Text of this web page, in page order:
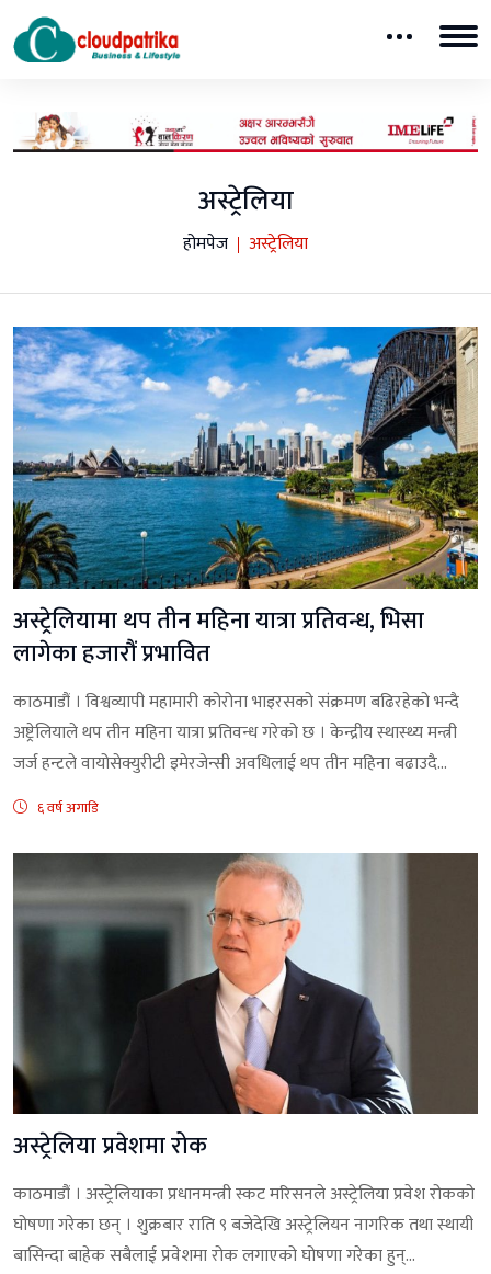
अस्ट्रेलिया
होमपेज अस्ट्रेलिया
अस्ट्रेलियामा थप तीन महिना यात्रा प्रतिवन्ध, भिसा
लागेका हजारौं प्रभावित
काठमाडौं । विश्वव्यापी महामारी कोरोना भाइरसको संक्रमण बढिरहेको भन्दै
अष्ट्रेलियाले थप तीन महिना यात्रा प्रतिवन्ध गरेको छ । केन्द्रीय स्थास्थ्य मन्त्री
जर्ज हन्टले वायोसेक्युरीटी इमेरजेन्सी अवधिलाई थप तीन महिना बढाउदै...
६ वर्ष अगाडि
अस्ट्रेलिया प्रवेशमा रोक
काठमाडौं । अस्ट्रेलियाका प्रधानमन्त्री स्कट मरिसनले अस्ट्रेलिया प्रवेश रोकको
घोषणा गरेका छन् । शुक्रबार राति ९ बजेदेखि अस्ट्रेलियन नागरिक तथा स्थायी
बासिन्दा बाहेक सबैलाई प्रवेशमा रोक लगाएको घोषणा गरेका हुन्...